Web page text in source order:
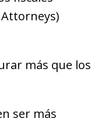
más que los
ser más